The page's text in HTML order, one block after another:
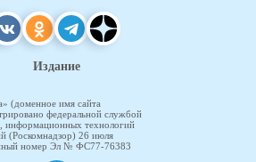
Издание
(доменное имя сайта
федеральной службой
информационных технологий
(Роскомнадзор) 26 июля
номер Эл № ФС77-76383